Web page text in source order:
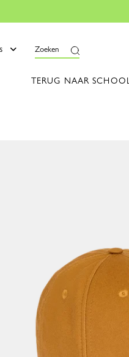
Zoeken
TERUG NAAR SCHOOL